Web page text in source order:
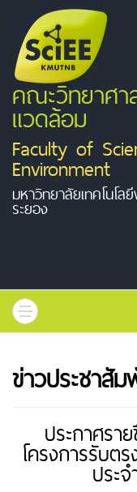
คณะวิทยาศา
แวดล้อม
Faculty of
Environment
มหาวิทยาลัยเทคโนโล
ระยอง
ข่าวประชาสั
ประกาศร
โครงการรับ
ประ